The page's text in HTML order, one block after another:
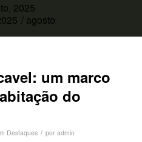
2025
/ agosto
um marco
do
Destaques / por admin